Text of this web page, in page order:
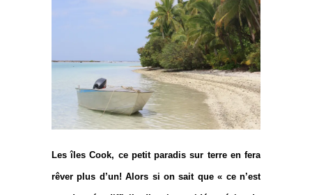
Les îles Cook, ce petit paradis sur terre en fera
rêver plus d’un! Alors si on sait que « ce n’est